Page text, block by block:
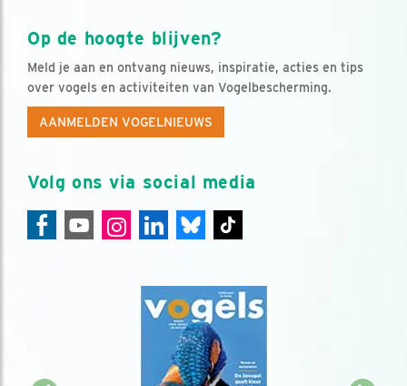
Op de hoogte blijven?
Meld je aan en ontvang nieuws, inspiratie, acties en tips
over vogels en activiteiten van Vogelbescherming.
AANMELDEN VOGELNIEUWS
Volg ons via social media